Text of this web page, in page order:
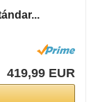
419,99 EUR